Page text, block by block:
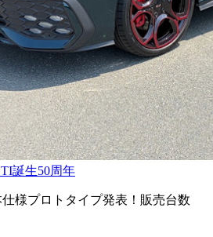
誕生50周年
様プロトタイプ発表！販売台数